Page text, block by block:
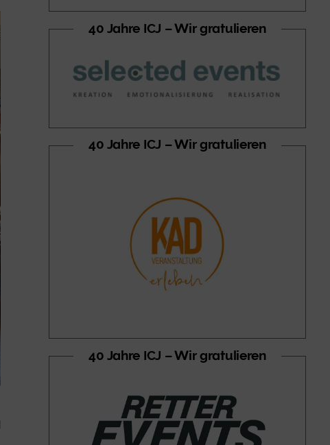
40 Jahre ICJ – Wir gratulieren
40 Jahre ICJ – Wir gratulieren
40 Jahre ICJ – Wir gratulieren